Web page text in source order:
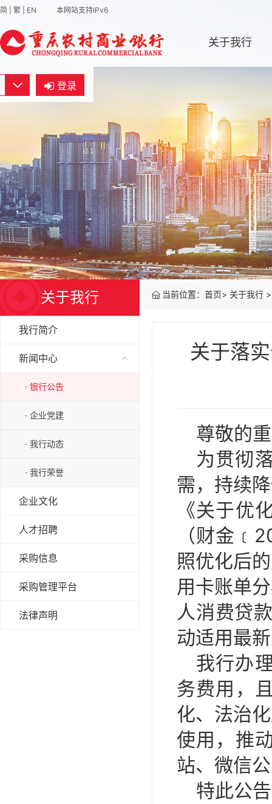
简 繁 EN 本网站支持IPv6
关于我行
登录
当前位置： 首页> 关于我行 >
关于我行
我行简介
新闻中心
· 银行公告
· 企业党建
· 我行动态
· 我行荣誉
企业文化
人才招聘
采购信息
采购管理平台
法律声明
关于落
尊敬的
为贯彻
需，持续
《关于优
（财金
照优化后
用卡账单
人消费贷
动适用最
我行办
务费用，
化、法治
使用，推
站、微信
特此公